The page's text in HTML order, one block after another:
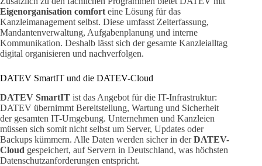
Eigenorganisation comfort eine Lösung für das
Kanzleimanagement selbst. Diese umfasst Zeiterfassung,
Mandantenverwaltung, Aufgabenplanung und interne
Kommunikation. Deshalb lässt sich der gesamte Kanzleialltag
digital organisieren und nachverfolgen.
DATEV SmartIT und die DATEV-Cloud
DATEV SmartIT ist das Angebot für die IT-Infrastruktur:
DATEV übernimmt Bereitstellung, Wartung und Sicherheit
der gesamten IT-Umgebung. Unternehmen und Kanzleien
müssen sich somit nicht selbst um Server, Updates oder
Backups kümmern. Alle Daten werden sicher in derDATEV-
Cloud gespeichert, auf Servern in Deutschland, was höchsten
Datenschutzanforderungen entspricht.